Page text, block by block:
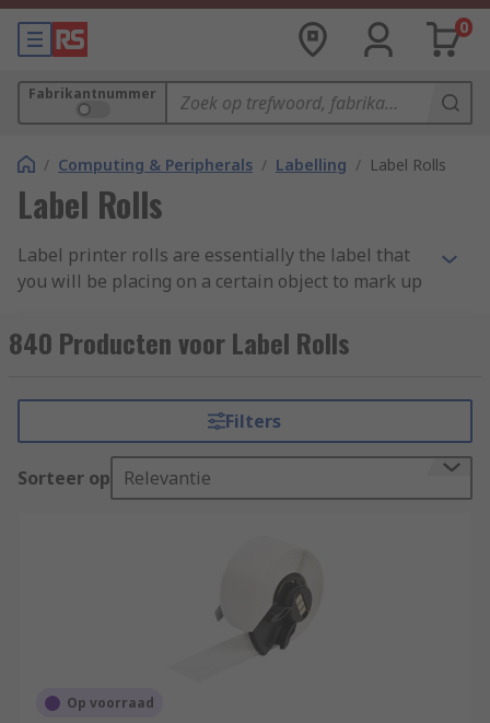
0
Fabrikantnummer
/ Computing & Peripherals / Labelling / Label Rolls
Label Rolls
Label printer rolls are essentially the label that
you will be placing on a certain object to mark up
will need for yourlabel makers and label
printers. Are you looking to label some of your
exactly what you need so you are able to print
whatever you want onto these tapes to then
stick/label anywhere you need these to be placed.
Label printers and makers are usually used
files in document holders, folders and are also
ideal for producing address labels.
Label printer rolls can be used in the
840 Producten voor Label Rolls
Filters
Sorteer op Relevantie
Op voorraad